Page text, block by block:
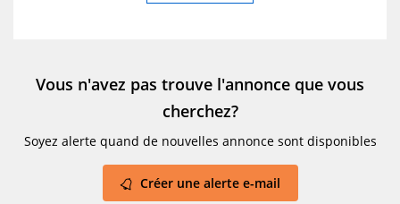
Vous n'avez pas trouve l'annonce que vous
cherchez?
Soyez alerte quand de nouvelles annonce sont disponibles
Créer une alerte e-mail